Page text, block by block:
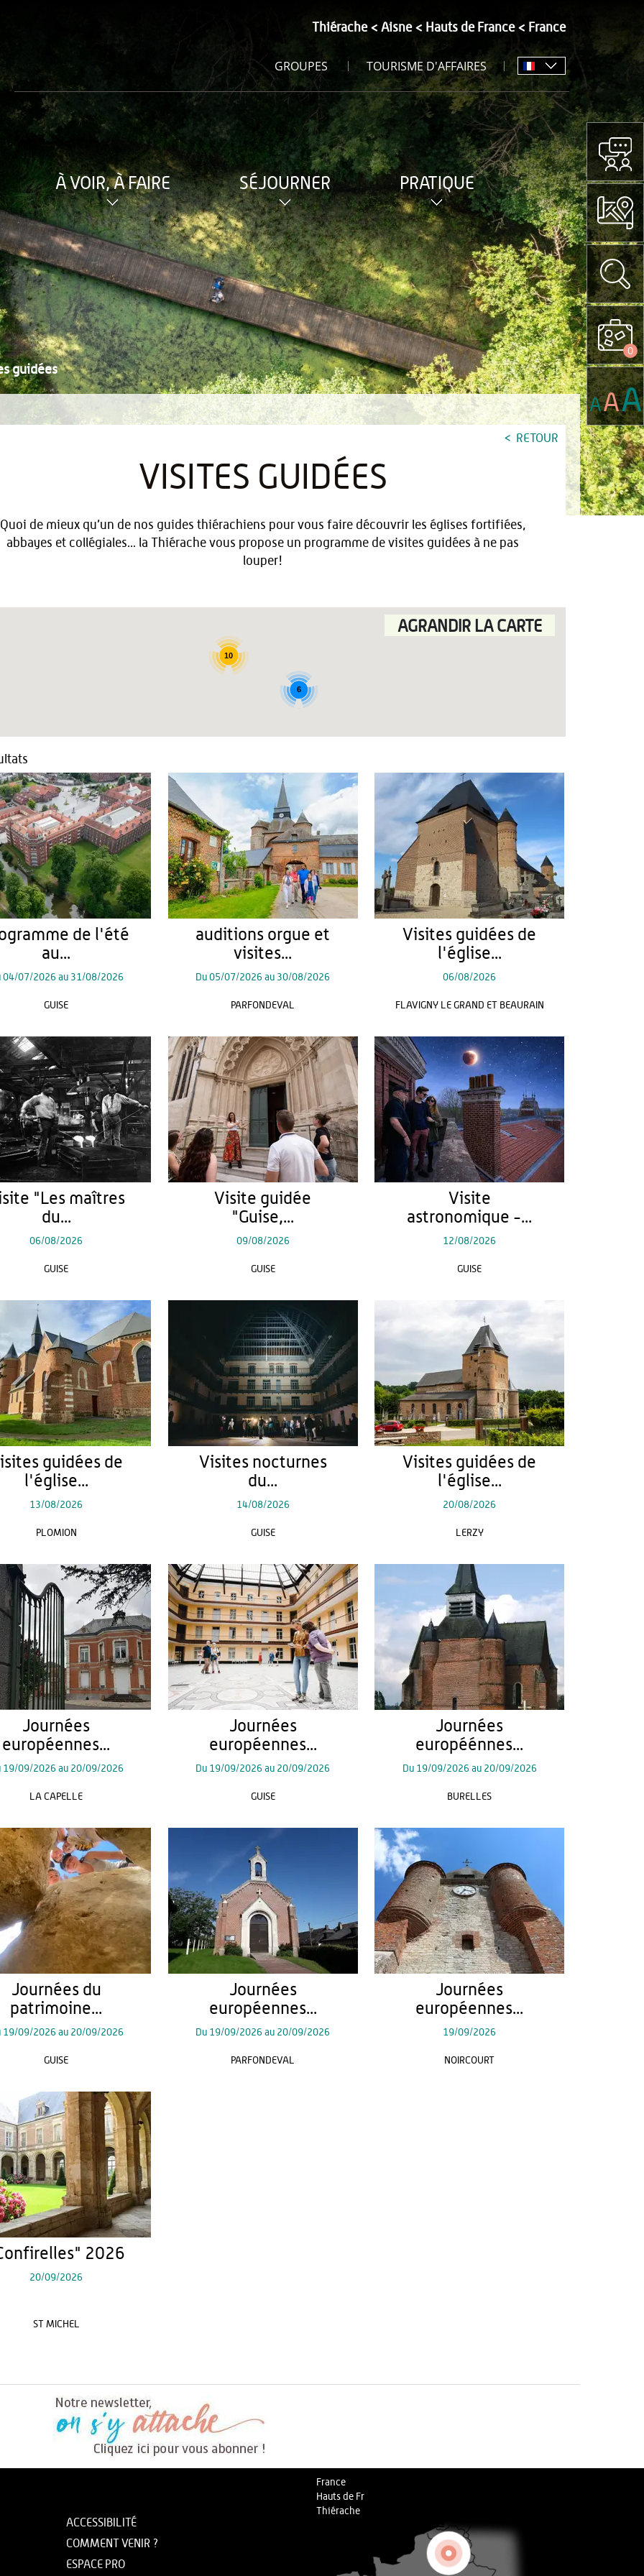
Thiérache Aisne Hauts de France France
GROUPES TOURISME D'AFFAIRES
À VOIR, À FAIRE SÉJOURNER PRATIQUE
guidées
RETOUR
VISITES GUIDÉES
Quoi de mieux qu’un de nos guides thiérachiens pour vous faire découvrir les églises fortifiées,
abbayes et collégiales... la Thiérache vous propose un programme de visites guidées à ne pas
louper!
10
6
AGRANDIR LA CARTE
de l'été
au...
04/07/2026 au 31/08/2026
GUISE
auditions orgue et
visites...
Du05/07/2026 au 30/08/2026
PARFONDEVAL
Visites guidées de
l'église...
06/08/2026
FLAVIGNY LE GRAND ET BEAURAIN
"Les maîtres
du...
06/08/2026
GUISE
Visite guidée
"Guise,...
09/08/2026
GUISE
Visite
astronomique -...
12/08/2026
GUISE
guidées de
l'église...
13/08/2026
PLOMION
Visites nocturnes
du...
14/08/2026
GUISE
Visites guidées de
l'église...
20/08/2026
LERZY
Journées
européennes...
19/09/2026 au 20/09/2026
LA CAPELLE
Journées
européennes...
Du 19/09/2026 au 20/09/2026
GUISE
Journées
européénnes...
Du 19/09/2026 au 20/09/2026
BURELLES
Journées du
patrimoine...
19/09/2026 au 20/09/2026
GUISE
Journées
européennes...
Du 19/09/2026 au 20/09/2026
PARFONDEVAL
Journées
européennes...
19/09/2026
NOIRCOURT
2026
20/09/2026
ST MICHEL
ACCESSIBILITÉ
COMMENT VENIR ?
ESPACE PRO
France
Hauts de Fr
Thiérache
0
AAA